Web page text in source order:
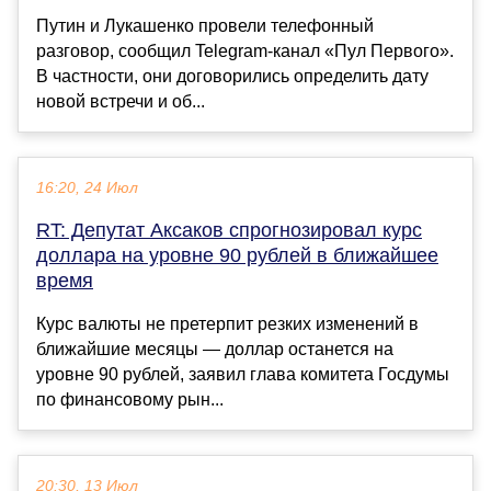
Путин и Лукашенко провели телефонный
разговор, сообщил Telegram-канал «Пул Первого».
В частности, они договорились определить дату
новой встречи и об...
16:20, 24 Июл
RT: Депутат Аксаков спрогнозировал курс
доллара на уровне 90 рублей в ближайшее
время
Курс валюты не претерпит резких изменений в
ближайшие месяцы — доллар останется на
уровне 90 рублей, заявил глава комитета Госдумы
по финансовому рын...
20:30, 13 Июл